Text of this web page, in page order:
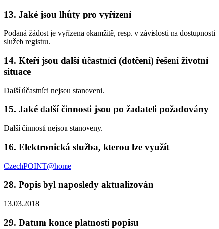
13. Jaké jsou lhůty pro vyřízení
Podaná žádost je vyřízena okamžitě, resp. v závislosti na dostupnosti
služeb registru.
14. Kteří jsou další účastníci (dotčení) řešení životní
situace
Další účastníci nejsou stanoveni.
15. Jaké další činnosti jsou po žadateli požadovány
Další činnosti nejsou stanoveny.
16. Elektronická služba, kterou lze využít
CzechPOINT@home
28. Popis byl naposledy aktualizován
13.03.2018
29. Datum konce platnosti popisu